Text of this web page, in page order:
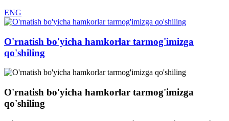
ENG
O'rnatish bo'yicha hamkorlar tarmog'imizga
qo'shiling
O'rnatish bo'yicha hamkorlar tarmog'imizga
qo'shiling